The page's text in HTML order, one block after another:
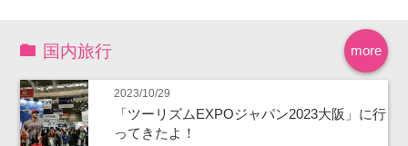
more
国内旅行
2023/10/29
「ツーリズムEXPOジャパン2023大阪」に行
ってきたよ！